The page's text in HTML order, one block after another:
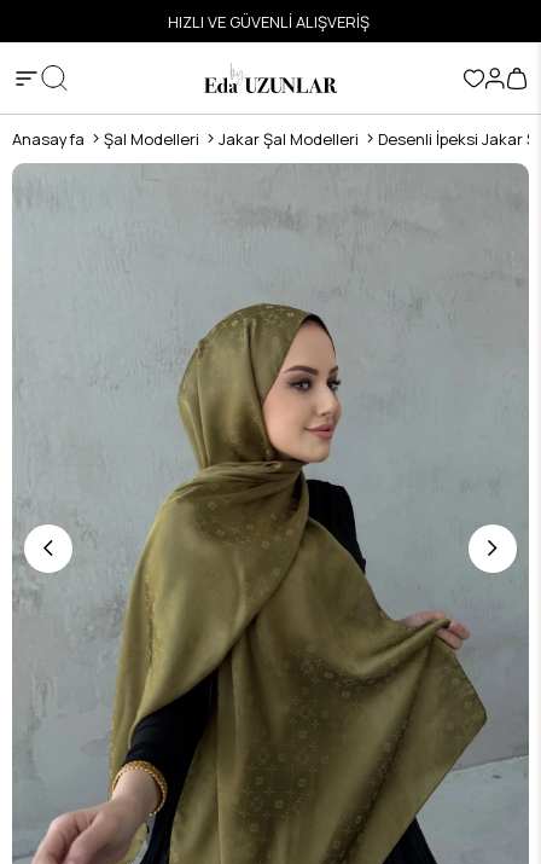
HIZLI VE GÜVENLİ ALIŞVERİŞ
Anasayfa Şal Modelleri Jakar Şal Modelleri Desenli İpeksi Jakar